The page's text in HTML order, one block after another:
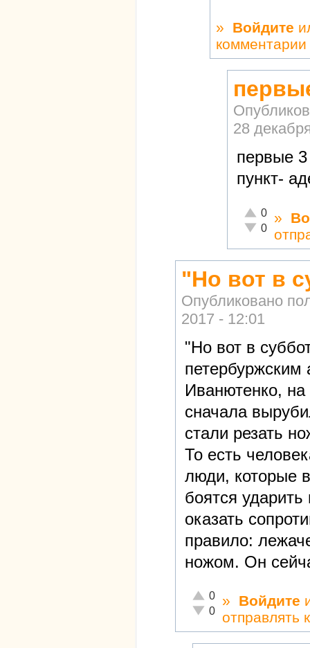
» Войдите
комментарии
28
первые
пункт-
Отлично!
0
Неадекватно!
0
»
"Но вот в
Опубликовано
2017 - 12:01
"Но вот в
Иванютенко, на
сначала
стали резать
То есть
люди, которые
боятся
оказать
правило:
ножом. Он
Отлично!
0
Неадекватно!
0
» Войдите
отправлять